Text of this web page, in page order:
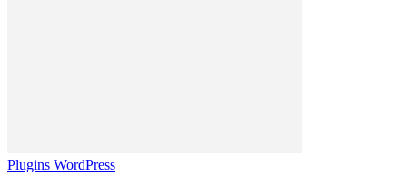
Plugins WordPress